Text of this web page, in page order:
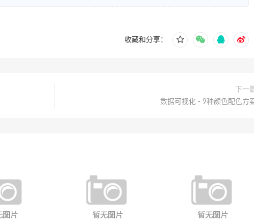
收藏和分享：
下一
数据可视化 - 9种颜色配色方